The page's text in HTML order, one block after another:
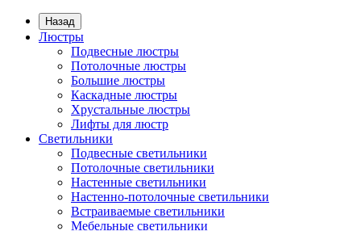
Назад
Люстры
Подвесные люстры
Потолочные люстры
Большие люстры
Каскадные люстры
Хрустальные люстры
Лифты для люстр
Светильники
Подвесные светильники
Потолочные светильники
Настенные светильники
Настенно-потолочные светильники
Встраиваемые светильники
Мебельные светильники